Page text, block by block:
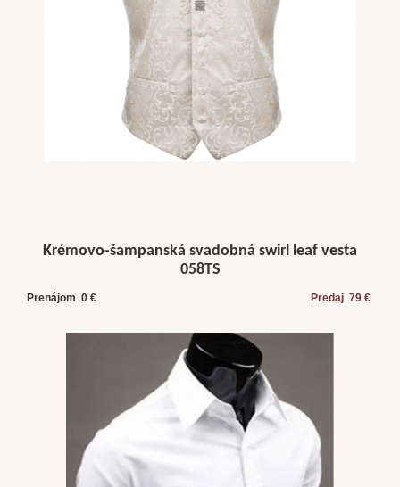
Krémovo-šampanská svadobná swirl leaf vesta
058TS
Prenájom 0 € Predaj 79 €